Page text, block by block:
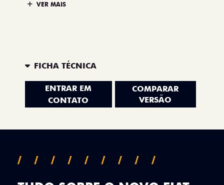
VER MAIS
FICHA TÉCNICA
ENTRAR EM
CONTATO
COMPARAR
VERSÃO